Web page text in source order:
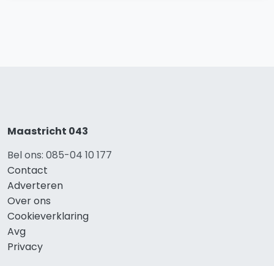
Maastricht 043
Bel ons: 085-04 10 177
Contact
Adverteren
Over ons
Cookieverklaring
Avg
Privacy